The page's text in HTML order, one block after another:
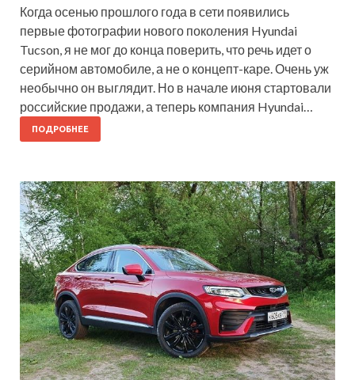
Когда осенью прошлого года в сети появились
первые фотографии нового поколения Hyundai
Tucson, я не мог до конца поверить, что речь идет о
серийном автомобиле, а не о концепт-каре. Очень уж
необычно он выглядит. Но в начале июня стартовали
российские продажи, а теперь компания Hyundai…
ПОДРОБНЕЕ